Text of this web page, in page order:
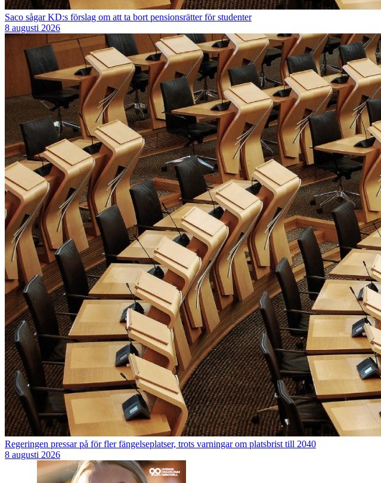
Saco sågar KD:s förslag om att ta bort pensionsrätter för studenter
8 augusti 2026
Regeringen pressar på för fler fängelseplatser, trots varningar om platsbrist till 2040
8 augusti 2026